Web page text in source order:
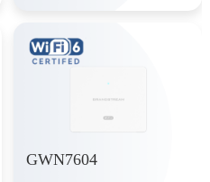
GWN7604